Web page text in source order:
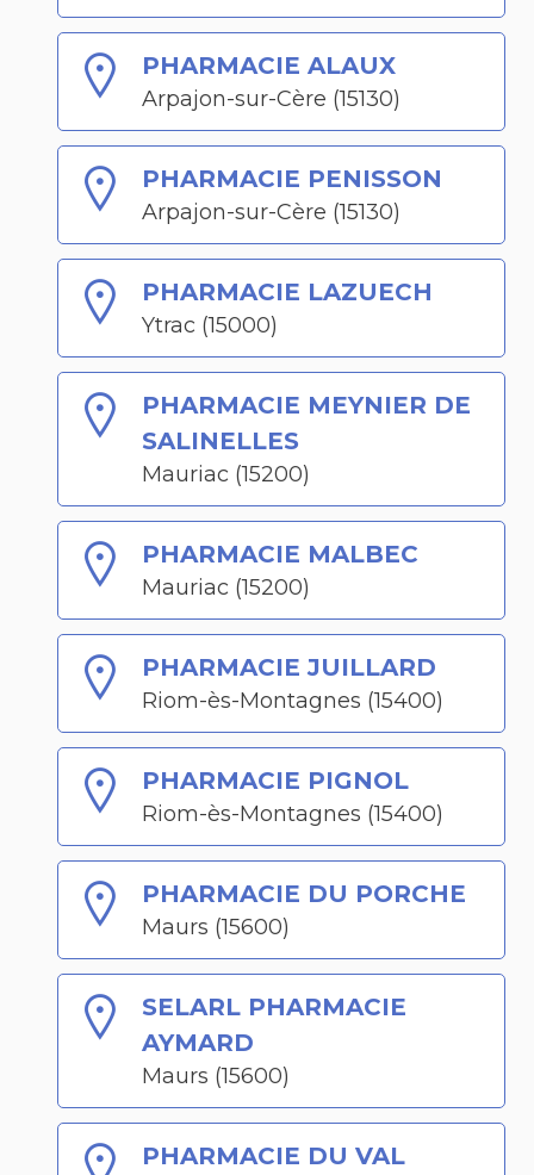
PHARMACIE ALAUX
Arpajon-sur-Cère (15130)
PHARMACIE PENISSON
Arpajon-sur-Cère (15130)
PHARMACIE LAZUECH
Ytrac (15000)
PHARMACIE MEYNIER DE
SALINELLES
Mauriac (15200)
PHARMACIE MALBEC
Mauriac (15200)
PHARMACIE JUILLARD
Riom-ès-Montagnes (15400)
PHARMACIE PIGNOL
Riom-ès-Montagnes (15400)
PHARMACIE DU PORCHE
Maurs (15600)
SELARL PHARMACIE
AYMARD
Maurs (15600)
PHARMACIE DU VAL